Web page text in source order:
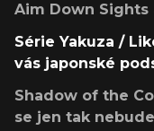
Aim Down Sights
Série Yakuza /
vás japonské
Shadow of the
se jen tak